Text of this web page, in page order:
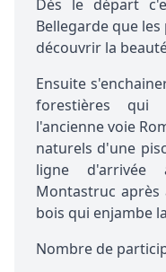
Dès le départ
Bellegarde que
découvrir la
Ensuite
forestières qui
l'ancienne voie
naturels d'une
ligne d'arrivée
Montastruc
bois qui enjambe
Nombre de